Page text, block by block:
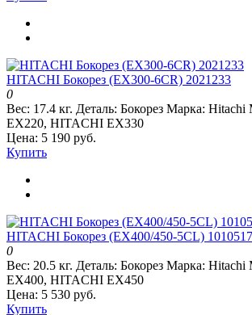
HITACHI Бокорез (EX300-6CR) 2021233
0
Вес: 17.4 кг. Деталь: Бокорез Марка: Hitachi
EX220, HITACHI EX330
Цена: 5 190 руб.
Купить
HITACHI Бокорез (EX400/450-5CL) 1010517
0
Вес: 20.5 кг. Деталь: Бокорез Марка: Hitachi
EX400, HITACHI EX450
Цена: 5 530 руб.
Купить